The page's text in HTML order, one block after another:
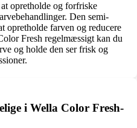
opretholde og forfriske
Den semi-
opretholde farven og reducere
Fresh regelmæssigt kan du
og holde den ser frisk og
i Wella Color Fresh-